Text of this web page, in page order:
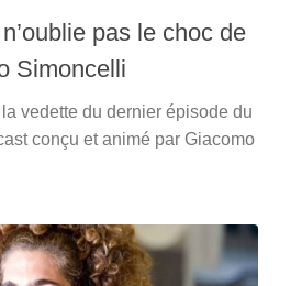
pas le choc de
Simoncelli
vedette du dernier épisode du
conçu et animé par Giacomo